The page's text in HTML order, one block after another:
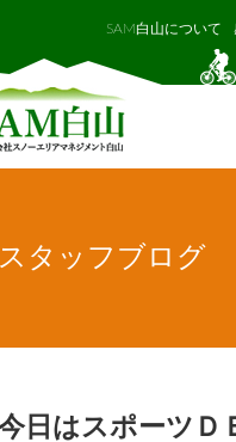
SAM白山について
スタッフブログ
日はスポーツＤ